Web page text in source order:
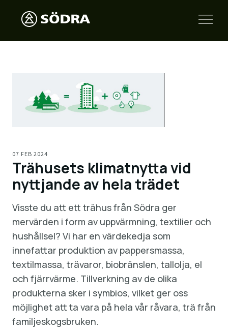
07 FEB 2024
Trähusets klimatnytta vid
nyttjande av hela trädet
Visste du att ett trähus från Södra ger
mervärden i form av uppvärmning, textilier och
hushållsel? Vi har en värdekedja som
innefattar produktion av pappersmassa,
textilmassa, trävaror, biobränslen, tallolja, el
och fjärrvärme. Tillverkning av de olika
produkterna sker i symbios, vilket ger oss
möjlighet att ta vara på hela vår råvara, trä från
familjeskogsbruken.